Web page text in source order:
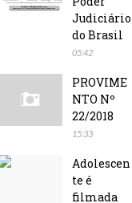
Judiciário
do Brasil
05:42
PROVIME
NTO Nº
22/2018
15:33
Adolescen
te é
filmada